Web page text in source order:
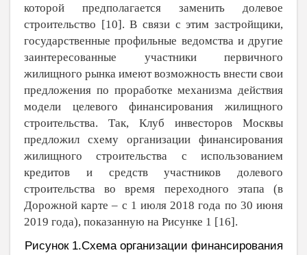
которой предполагается заменить долевое
строительство [10]. В связи с этим застройщики,
государственные профильные ведомства и другие
заинтересованные участники первичного
жилищного рынка имеют возможность внести свои
предложения по проработке механизма действия
модели целевого финансирования жилищного
строительства. Так, Клуб инвесторов Москвы
предложил схему организации финансирования
жилищного строительства с использованием
кредитов и средств участников долевого
строительства во время переходного этапа (в
Дорожной карте ‒ с 1 июля 2018 года по 30 июня
2019 года), показанную на Рисунке 1 [16].
Рисунок 1.Схема организации финансирования